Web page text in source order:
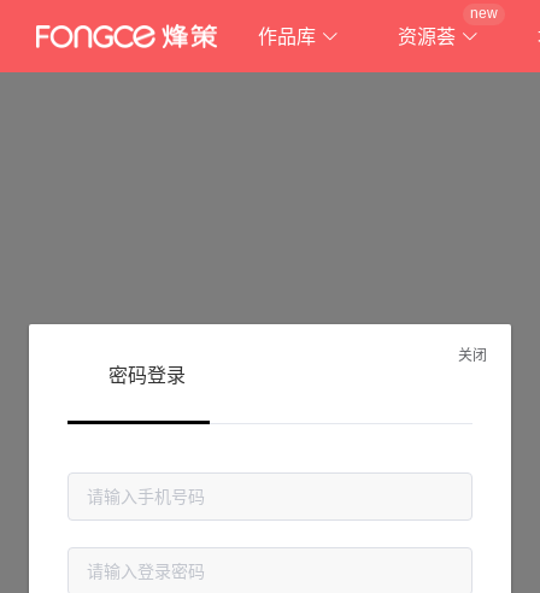
作品库 资源荟
new
抱歉!
请检查您输入的网址是否正确，或点击下面的按钮返回首页。
关闭
密码登录